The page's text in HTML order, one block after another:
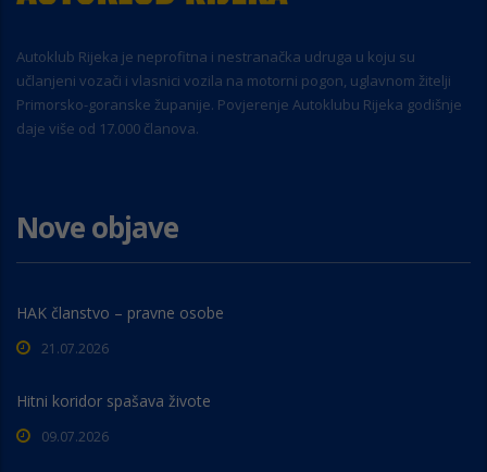
Autoklub Rijeka je neprofitna i nestranačka udruga u koju su
učlanjeni vozači i vlasnici vozila na motorni pogon, uglavnom žitelji
Primorsko-goranske županije. Povjerenje Autoklubu Rijeka godišnje
daje više od 17.000 članova.
Nove objave
HAK članstvo – pravne osobe
21.07.2026
Hitni koridor spašava živote
09.07.2026